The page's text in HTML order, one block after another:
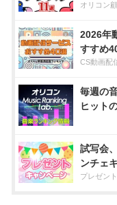
オリコン
2026年
すすめ
CS動画配
毎週の
ヒット
試写会
ンチェ
プレゼン